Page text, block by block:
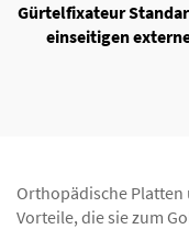
Gürtelfixateur
einseitigen
Orthopädische
Vorteile, die sie zum